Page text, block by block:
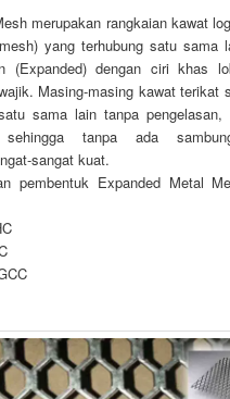
merupakan rangkaian kawat
yang terhubung satu sama
(Expanded) dengan ciri khas
Masing-masing kawat terikat
sama lain tanpa pengelasan,
tanpa ada
sangat kuat.
pembentuk Expanded Metal